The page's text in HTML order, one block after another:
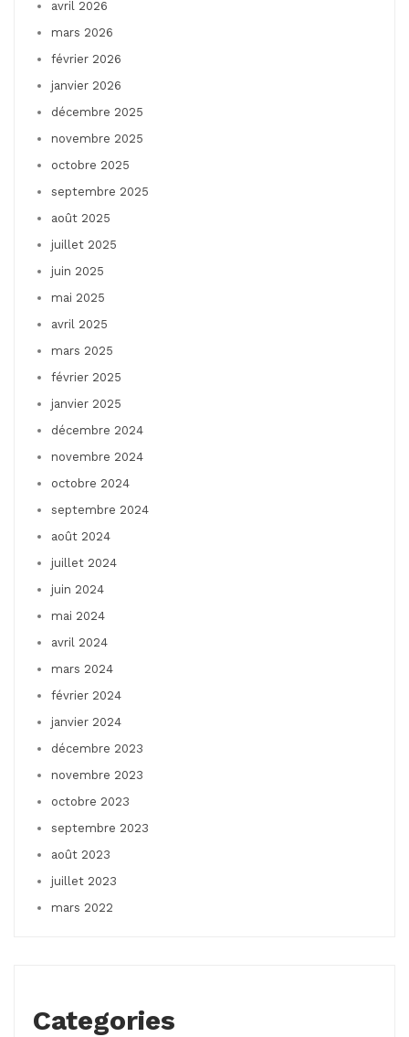
avril 2026
mars 2026
février 2026
janvier 2026
décembre 2025
novembre 2025
octobre 2025
septembre 2025
août 2025
juillet 2025
juin 2025
mai 2025
avril 2025
mars 2025
février 2025
janvier 2025
décembre 2024
novembre 2024
octobre 2024
septembre 2024
août 2024
juillet 2024
juin 2024
mai 2024
avril 2024
mars 2024
février 2024
janvier 2024
décembre 2023
novembre 2023
octobre 2023
septembre 2023
août 2023
juillet 2023
mars 2022
Categories